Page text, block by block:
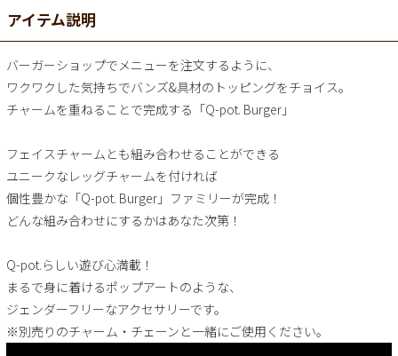
アイテム説明
バーガーショップでメニューを注文するように、
ワクワクした気持ちでバンズ&具材のトッピングをチョイス。
チャームを重ねることで完成する「Q-pot. Burger」
フェイスチャームとも組み合わせることができる
ユニークなレッグチャームを付ければ
個性豊かな「Q-pot. Burger」ファミリーが完成！
どんな組み合わせにするかはあなた次第！
Q-pot.らしい遊び心満載！
まるで身に着けるポップアートのような、
ジェンダーフリーなアクセサリーです。
※別売りのチャーム・チェーンと一緒にご使用ください。